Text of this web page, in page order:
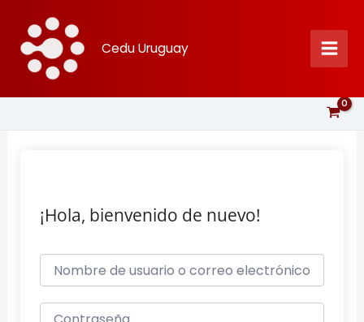
contenido
Cedu Uruguay
¡Hola, bienvenido de nuevo!